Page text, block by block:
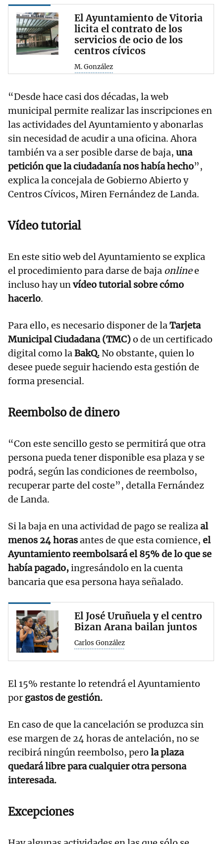
El Ayuntamiento de Vitoria
licita el contrato de los
servicios de ocio de los
centros cívicos
M. González
“Desde hace casi dos décadas, la web
municipal permite realizar las inscripciones en
las actividades del Ayuntamiento y abonarlas
sin necesidad de acudir a una oficina. Ahora
también va a ser posible darse de baja, una
petición que la ciudadanía nos había hecho”,
explica la concejala de Gobierno Abierto y
Centros Cívicos, Miren Fernández de Landa.
Vídeo tutorial
En este sitio web del Ayuntamiento se explica
el procedimiento para darse de baja onlinee
incluso hay unvídeo tutorial sobre cómo
hacerlo.
Para ello, es necesario disponer de laTarjeta
Municipal Ciudadana (TMC)o de un certificado
digital como laBakQ. No obstante, quien lo
desee puede seguir haciendo esta gestión de
forma presencial.
Reembolso de dinero
“Con este sencillo gesto se permitirá que otra
persona pueda tener disponible esa plaza y se
podrá, según las condiciones de reembolso,
recuperar parte del coste”, detalla Fernández
de Landa.
Si la baja en una actividad de pago se realizaal
menos 24 horasantes de que esta comience, el
Ayuntamiento reembolsará el 85% de lo que se
había pagado,ingresándolo en la cuenta
bancaria que esa persona haya señalado.
El José Uruñuela y el centro
Bizan Arana bailan juntos
Carlos González
El 15% restante lo retendrá el Ayuntamiento
por gastos de gestión.
En caso de que la cancelación se produzca sin
ese margen de 24 horas de antelación, no se
recibirá ningún reembolso, pero la plaza
quedará libre para cualquier otra persona
interesada.
Excepciones